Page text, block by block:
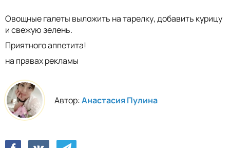
Овощные галеты выложить на тарелку, добавить курицу
и свежую зелень.
Приятного аппетита!
на правах рекламы
Автор:Анастасия Пулина